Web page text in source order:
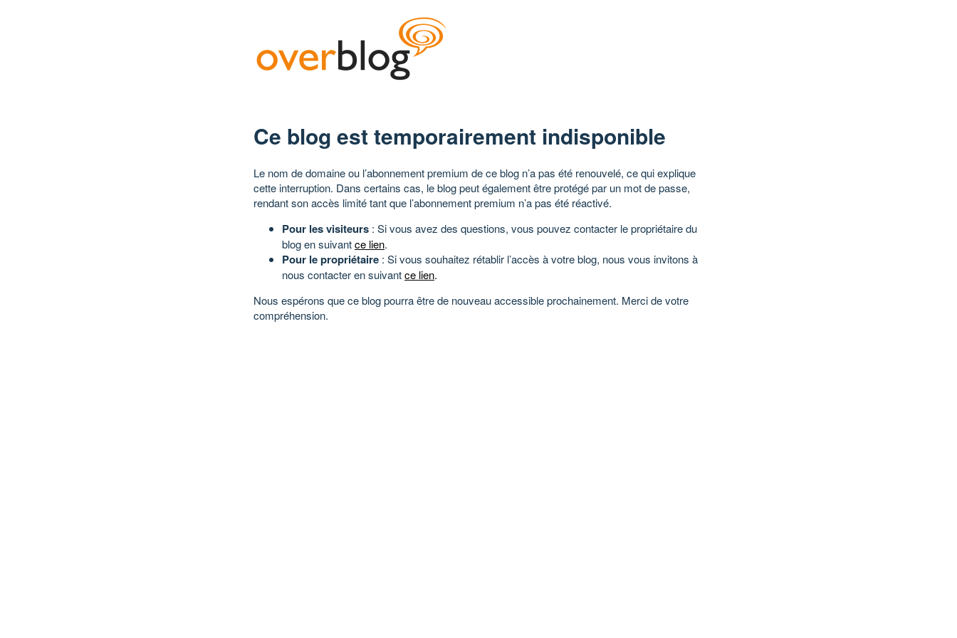
Ce blog est temporairement indisponible
Le nom de domaine ou l’abonnement premium de ce blog n’a pas été renouvelé, ce qui explique
cette interruption. Dans certains cas, le blog peut également être protégé par un mot de passe,
rendant son accès limité tant que l’abonnement premium n’a pas été réactivé.
Pour les visiteurs : Si vous avez des questions, vous pouvez contacter le propriétaire du
blog en suivantce lien.
Pour le propriétaire : Si vous souhaitez rétablir l’accès à votre blog, nous vous invitons à
nous contacter en suivantce lien.
Nous espérons que ce blog pourra être de nouveau accessible prochainement. Merci de votre
compréhension.